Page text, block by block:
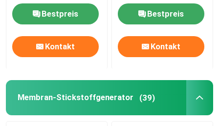
Bestpreis
Kontakt
Pulvermetallurgie
Bestpreis
Kontakt
Membran-Stickstoffgenerator (39)